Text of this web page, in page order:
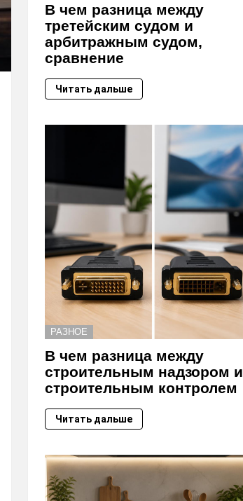
В чем разница между
третейским судом и
арбитражным судом,
сравнение
Читать дальше
РАЗНОЕ
В чем разница между
строительным надзором и
строительным контролем
Читать дальше